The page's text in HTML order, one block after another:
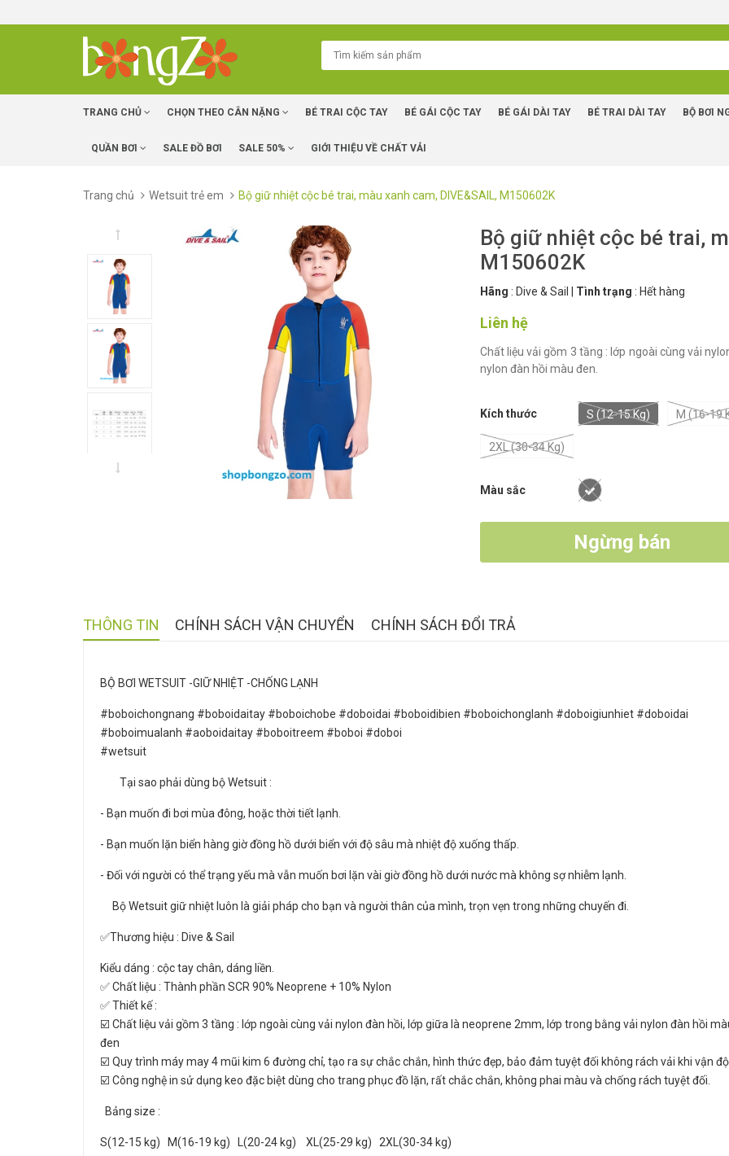
TRANG CHỦ CHỌN THEO CÂN NẶNG BÉ TRAI CỘC TAY BÉ GÁI CỘC TAY BÉ GÁI DÀI TAY BÉ TRAI DÀI TAY BỘ BƠI
QUẦN BƠI SALE ĐỒ BƠI SALE 50% GIỚI THIỆU VỀ CHẤT VẢI
Trang chủ Wetsuit trẻ em Bộ giữ nhiệt cộc bé trai, màu xanh cam, DIVE&SAIL, M150602K
Bộ giữ nhiệt cộc bé trai,
M150602K
Hãng : Dive & Sail Tình trạng : Hết hàng
Liên hệ
Chất liệu vải gồm 3 tầng : lớp ngoài cùng vải
nylon đàn hồi màu đen.
Kích thước S (12-15 Kg) M (16-19
2XL (30-34 Kg)
Màu sắc
Ngừng bán
THÔNG TIN CHÍNH SÁCH VẬN CHUYỂN CHÍNH SÁCH ĐỔI TRẢ
BỘ BƠI WETSUIT -GIỮ NHIỆT -CHỐNG LẠNH
#boboichongnang #boboidaitay #boboichobe #doboidai #boboidibien #boboichonglanh #doboigiunhiet #doboidai
#boboimualanh #aoboidaitay #boboitreem #boboi #doboi
#wetsuit
Tại sao phải dùng bộ Wetsuit :
- Bạn muốn đi bơi mùa đông, hoặc thời tiết lạnh.
- Bạn muốn lặn biển hàng giờ đồng hồ dưới biển với độ sâu mà nhiệt độ xuống thấp.
- Đối với người có thể trạng yếu mà vẫn muốn bơi lặn vài giờ đồng hồ dưới nước mà không sợ nhiễm lạnh.
Bộ Wetsuit giữ nhiệt luôn là giải pháp cho bạn và người thân của mình, trọn vẹn trong những chuyến đi.
✅Thương hiệu : Dive & Sail
Kiểu dáng : cộc tay chân, dáng liền.
✅ Chất liệu : Thành phần SCR 90% Neoprene + 10% Nylon
✅ Thiết kế :
☑️ Chất liệu vải gồm 3 tầng : lớp ngoài cùng vải nylon đàn hồi, lớp giữa là neoprene 2mm, lớp trong bằng vải nylon đàn hồi
đen
☑️ Quy trình máy may 4 mũi kim 6 đường chỉ, tạo ra sự chắc chắn, hình thức đẹp, bảo đảm tuyệt đối không rách vải khi vận
☑️ Công nghệ in sử dụng keo đặc biệt dùng cho trang phục đồ lặn, rất chắc chắn, không phai màu và chống rách tuyệt đối.
Bảng size :
S(12-15 kg) M(16-19 kg) L(20-24 kg) XL(25-29 kg) 2XL(30-34 kg)